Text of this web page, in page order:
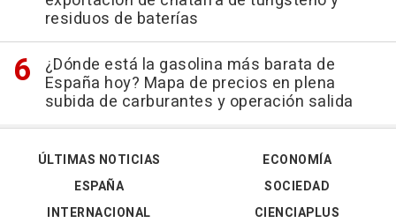
residuos de baterías
¿Dónde está la gasolina más barata de
España hoy? Mapa de precios en plena
subida de carburantes y operación salida
ÚLTIMAS NOTICIAS
ESPAÑA
INTERNACIONAL
ECONOMÍA
SOCIEDAD
CIENCIAPLUS